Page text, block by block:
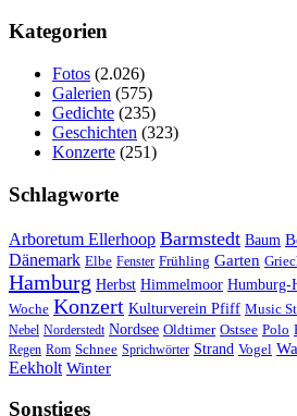
Kategorien
Fotos (2.026)
Galerien (575)
Gedichte (235)
Geschichten (323)
Konzerte (251)
Schlagworte
Arboretum Ellerhoop Barmstedt Baum
Dänemark Elbe Fenster Frühling Garten
Hamburg Herbst Himmelmoor Humburg-
Woche Konzert Kulturverein Pfiff Music
Nebel Norderstedt Nordsee Oldtimer Ostsee Polo
Regen Rom Schnee Sprichwörter Strand Vogel
Eekholt Winter
Sonstiges